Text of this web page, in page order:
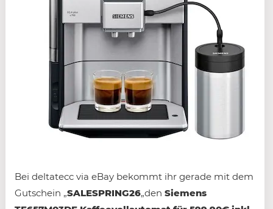
Bei deltatecc via eBay bekommt ihr gerade mit dem
Gutschein „SALESPRING26„den Siemens